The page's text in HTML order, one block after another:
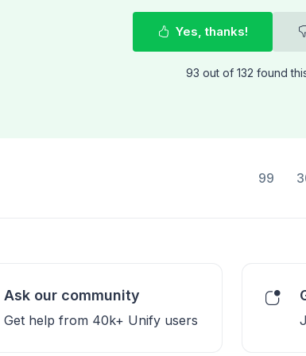
Yes, thanks!
93 out of 132 found
99
Ask our community
Get help from 40k+ Unify users